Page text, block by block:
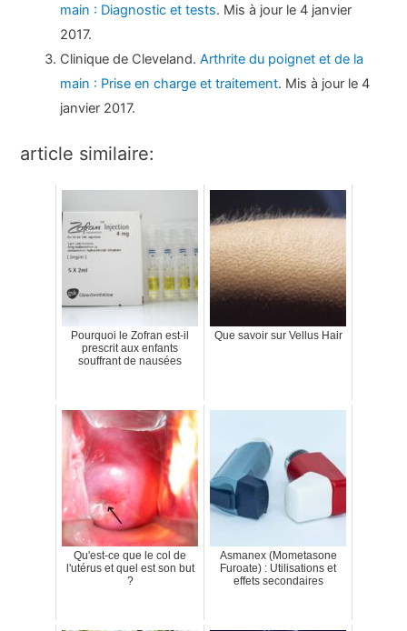
main : Diagnostic et tests. Mis à jour le 4 janvier
2017.
Clinique de Cleveland.Arthrite du poignet et de la
main : Prise en charge et traitement. Mis à jour le 4
janvier 2017.
article similaire:
Pourquoi le Zofran est-il
prescrit aux enfants
souffrant de nausées
Que savoir sur Vellus Hair
Qu'est-ce que le col de
l'utérus et quel est son but
?
Asmanex (Mometasone
Furoate) : Utilisations et
effets secondaires